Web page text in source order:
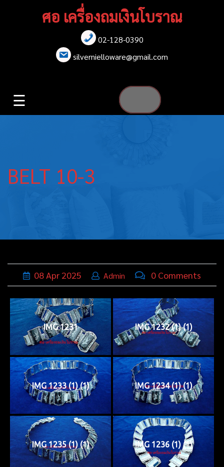
ศอ เครื่องถมเงินโบราณ
02-128-0390
silvernielloware@gmail.com
สร้อยข้อมือ
เข็มขัด
ฐานเสียบ
ทั่วไป
ติดต่อเรา
Thai
☰
BELT 10-3
08Apr2025 Admin 0 Comments
IMG 1231 IMG 1232 (1) (1)
IMG 1233 (1) (1) IMG 1234 (1) (1)
IMG 1235 (1) (1) IMG 1236 (1) (1)